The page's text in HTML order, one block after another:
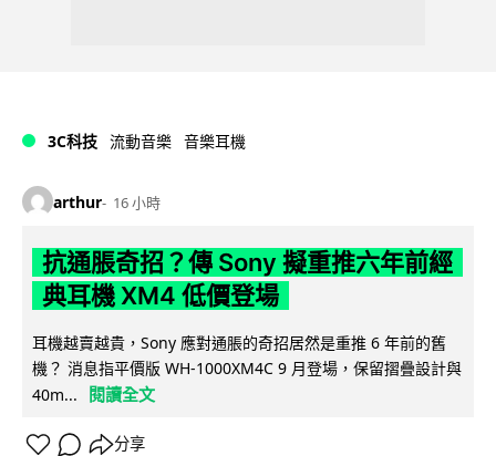
3C科技 流動音樂 音樂耳機
arthur 16 小時
抗通脹奇招？傳 Sony 擬重推六年前經
典耳機 XM4 低價登場
耳機越賣越貴，Sony 應對通脹的奇招居然是重推 6 年前的舊
機？ 消息指平價版 WH-1000XM4C 9 月登場，保留摺疊設計與
40m...
閱讀全文
分享